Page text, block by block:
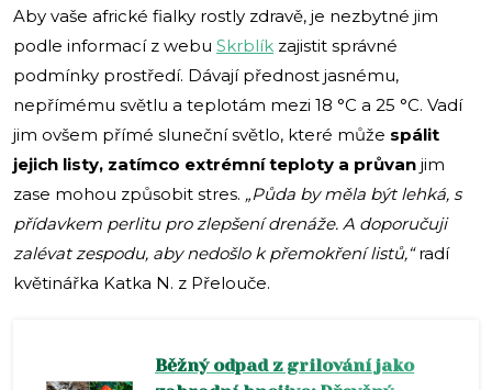
Aby vaše africké fialky rostly zdravě, je nezbytné jim
podle informací z webu Skrblík zajistit správné
podmínky prostředí. Dávají přednost jasnému,
nepřímému světlu a teplotám mezi 18 °C a 25 °C. Vadí
jim ovšem přímé sluneční světlo, které může spálit
jejich listy, zatímco extrémní teploty a průvan jim
zase mohou způsobit stres. „Půda by měla být lehká, s
přídavkem perlitu pro zlepšení drenáže. A doporučuji
zalévat zespodu, aby nedošlo k přemokření listů,“radí
květinářka Katka N. z Přelouče.
Běžný odpad z grilování jako